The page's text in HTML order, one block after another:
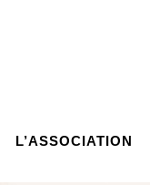
L’ASSOCIATION